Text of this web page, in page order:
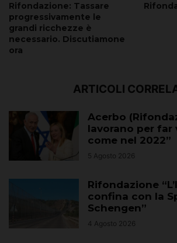
Rifondazione: Tassare
progressivamente le
grandi ricchezze è
necessario. Discutiamone
ora
ARTICOLI
Acerbo
lavorano per far
come nel 2022”
5 Agosto 2026
Rifondazione
confina con la
Schengen”
4 Agosto 2026